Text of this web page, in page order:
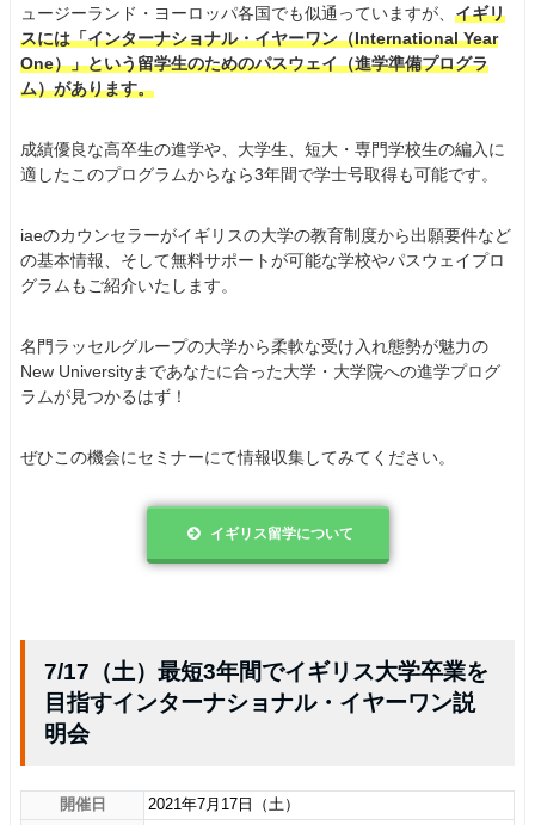
ュージーランド・ヨーロッパ各国でも似通っていますが、 イギリ
スには「インターナショナル・イヤーワン（International Year
One）」という留学生のためのパスウェイ（進学準備プログラ
ム）があります。
成績優良な高卒生の進学や、大学生、短大・専門学校生の編入に
適したこのプログラムからなら3年間で学士号取得も可能です。
iaeのカウンセラーがイギリスの大学の教育制度から出願要件など
の基本情報、そして無料サポートが可能な学校やパスウェイプロ
グラムもご紹介いたします。
名門ラッセルグループの大学から柔軟な受け入れ態勢が魅力の
New Universityまであなたに合った大学・大学院への進学プログ
ラムが見つかるはず！
ぜひこの機会にセミナーにて情報収集してみてください。
イギリス留学について
7/17（土）最短3年間でイギリス大学卒業を
目指すインターナショナル・イヤーワン説
明会
開催日 2021年7月17日（土）